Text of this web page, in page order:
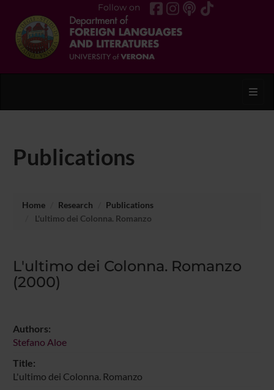
Follow on
Publications
Home Research
Publications
L'ultimo dei Colonna. Romanzo
L'ultimo dei Colonna. Romanzo
(2000)
Authors:
Stefano Aloe
Title:
L'ultimo dei Colonna. Romanzo